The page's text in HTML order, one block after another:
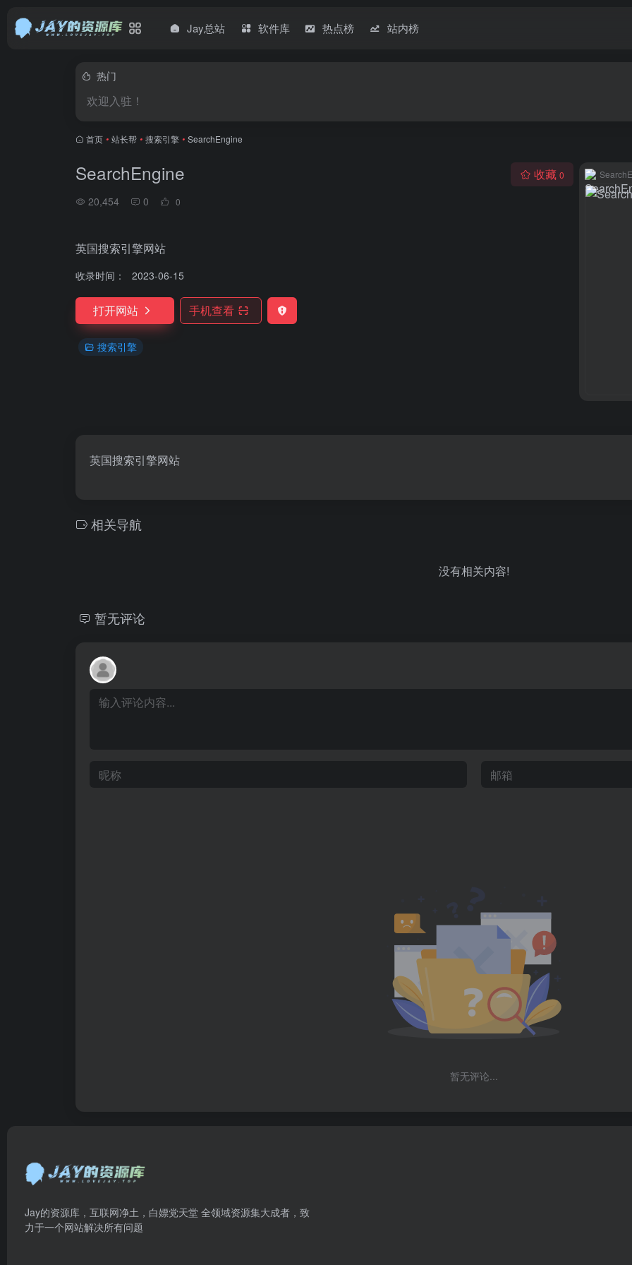
Jay总站 软件库 热点榜 站内榜
热门
欢迎入驻！
首页 • 站长帮 • 搜索引擎 • SearchEngine
SearchEngine
20,454 0 0
收藏 0
英国搜索引擎网站
收录时间： 2023-06-15
打开网站 手机查看
搜索引擎
英国搜索引擎网站
相关导航
没有相关内容!
暂无评论
暂无评论...
Jay的资源库，互联网净土，白嫖党天堂 全领域资源集大成者，致
力于一个网站解决所有问题